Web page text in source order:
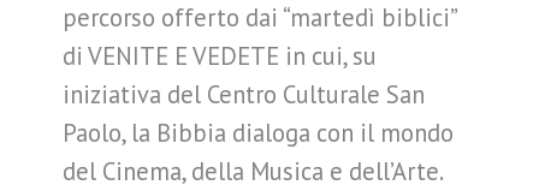
percorso offerto dai “martedì biblici”
di VENITE E VEDETE in cui, su
iniziativa del Centro Culturale San
Paolo, la Bibbia dialoga con il mondo
del Cinema, della Musica e dell’Arte.